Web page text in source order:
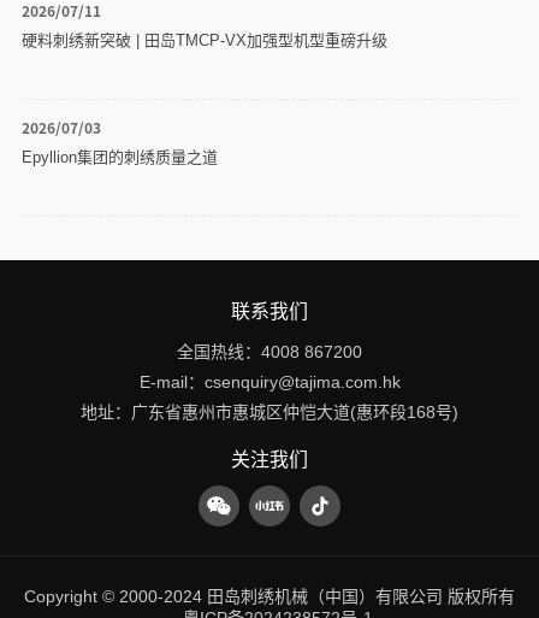
2026/07/11
硬料刺绣新突破 | 田岛TMCP-VX加强型机型重磅升级
2026/07/03
Epyllion集团的刺绣质量之道
联系我们
全国热线： 4008 867200
E-mail： csenquiry@tajima.com.hk
地址： 广东省惠州市惠城区仲恺大道(惠环段168号)
关注我们
Copyright © 2000-2024 田岛刺绣机械（中国）有限公司 版权所有